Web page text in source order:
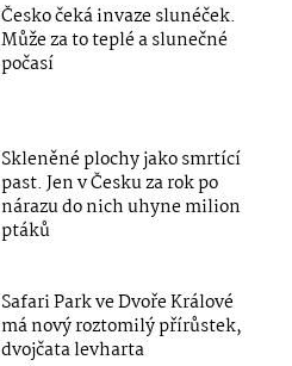
Česko čeká invaze slunéček.
Může za to teplé a slunečné
počasí
Skleněné plochy jako smrtící
past. Jen v Česku za rok po
nárazu do nich uhyne milion
ptáků
Safari Park ve Dvoře Králové
má nový roztomilý přírůstek,
dvojčata levharta